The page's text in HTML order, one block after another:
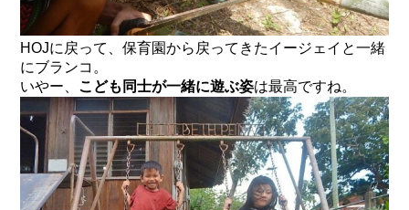
HOJに戻って、保育園から戻ってきたイージェイと一緒
にブランコ。
いやー、 こども同士が一緒に遊ぶ姿は最高ですね。